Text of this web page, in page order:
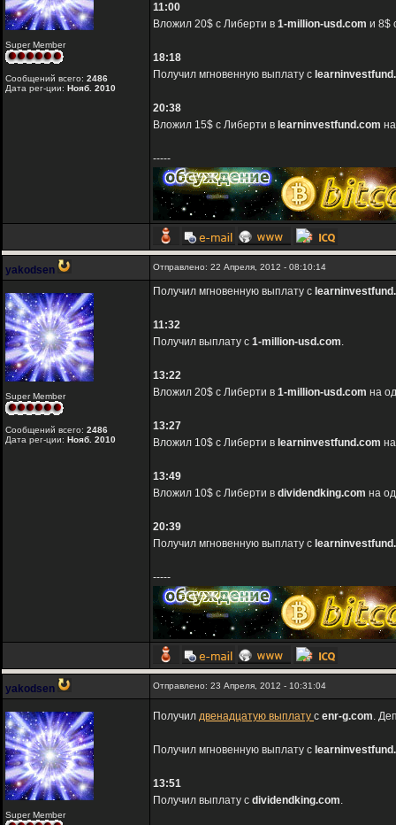
Super Member
Сообщений всего: 2486
Дата рег-ции: Нояб. 2010
11:00
Вложил 20$ с Либерти в 1-million-usd.com и 8$
18:18
Получил мгновенную выплату с
20:38
Вложил 15$ с Либерти в learninvestfund.com
-----
yakodsen Отправлено: 22 Апреля, 2012 - 08:10:14
Super Member
Сообщений всего: 2486
Дата рег-ции: Нояб. 2010
Получил мгновенную выплату с
11:32
Получил выплату с 1-million-usd.com.
13:22
Вложил 20$ с Либерти в 1-million-usd.com на
13:27
Вложил 10$ с Либерти в learninvestfund.com
13:49
Вложил 10$ с Либерти в dividendking.com на
20:39
Получил мгновенную выплату с
-----
yakodsen Отправлено: 23 Апреля, 2012 - 10:31:04
Super Member
Получил двенадцатую выплату с enr-g.com.
Получил мгновенную выплату с
13:51
Получил выплату с dividendking.com.